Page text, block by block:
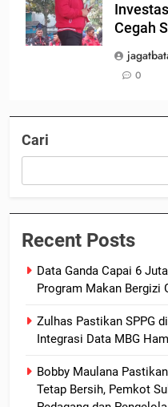
Cegah
0
Cari
Recent Posts
Data Ganda Capai 6
Program Makan Bergizi
Zulhas Pastikan SPPG
Integrasi Data MBG
Bobby Maulana
Tetap Bersih, Pemkot